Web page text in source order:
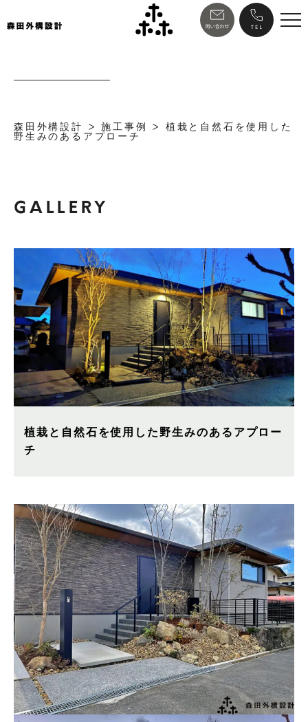
森田外構設計 >施工事例 > 植栽と自然石を使用した
野生みのあるアプローチ
GALLERY
植栽と自然石を使用した野生みのあるアプロー
チ